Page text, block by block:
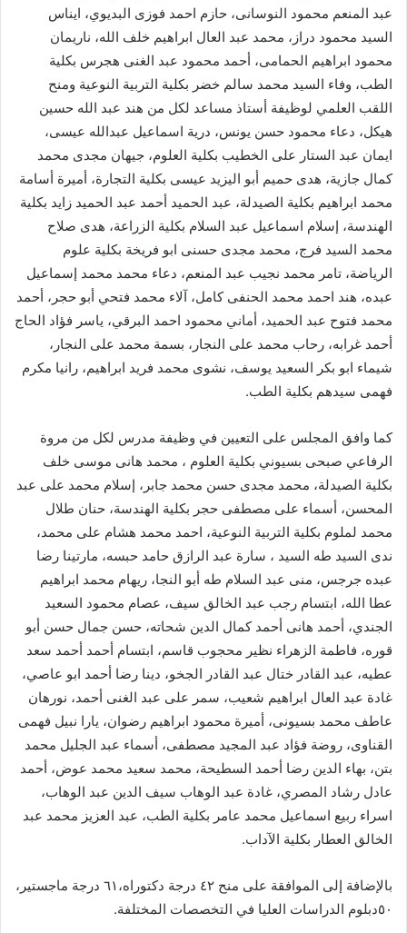
عبد المنعم محمود النوسانى، حازم احمد فوزى البديوي، ايناس
السيد محمود دراز، محمد عبد العال ابراهيم خلف الله، ناريمان
محمود ابراهيم الحمامى، أحمد محمود عبد الغنى هجرس بكلية
الطب، وفاء السيد محمد سالم خضر بكلية التربية النوعية ومنح
اللقب العلمي لوظيفة أستاذ مساعد لكل من هند عبد الله حسين
هيكل، دعاء محمود حسن يونس، درية اسماعيل عبدالله عيسى،
ايمان عبد الستار على الخطيب بكلية العلوم، جيهان مجدى محمد
كمال جازية، هدى حميم أبو اليزيد عيسى بكلية التجارة، أميرة أسامة
محمد ابراهيم بكلية الصيدلة، عبد الحميد أحمد عبد الحميد زايد بكلية
الهندسة، إسلام اسماعيل عبد السلام بكلية الزراعة، هدى صلاح
محمد السيد فرج، محمد مجدى حسنى ابو فريخة بكلية علوم
الرياضة، تامر محمد نجيب عبد المنعم، دعاء محمد محمد إسماعيل
عبده، هند احمد محمد الحنفى كامل، آلاء محمد فتحي أبو حجر، أحمد
محمد فتوح عبد الحميد، أماني محمود احمد البرقي، ياسر فؤاد الحاج
أحمد غرابه، رحاب محمد على النجار، بسمة محمد على النجار،
شيماء ابو بكر السعيد يوسف، نشوى محمد فريد ابراهيم، رانيا مكرم
فهمى سيدهم بكلية الطب.
كما وافق المجلس على التعيين في وظيفة مدرس لكل من مروة
الرفاعي صبحى بسيوني بكلية العلوم ، محمد هانى موسى خلف
بكلية الصيدلة، محمد مجدى حسن محمد جابر، إسلام محمد على عبد
المحسن، أسماء على مصطفى حجر بكلية الهندسة، حنان طلال
محمد لملوم بكلية التربية النوعية، احمد محمد هشام على محمد،
ندى السيد طه السيد ، سارة عبد الرازق حامد حبسه، مارتينا رضا
عبده جرجس، منى عبد السلام طه أبو النجا، ريهام محمد ابراهيم
عطا الله، ابتسام رجب عبد الخالق سيف، عصام محمود السعيد
الجندي، أحمد هانى أحمد كمال الدين شحاته، حسن جمال حسن أبو
قوره، فاطمة الزهراء نظير محجوب قاسم، ابتسام أحمد أحمد سعد
عطيه، عبد القادر ختال عبد القادر الجخو، دينا رضا أحمد ابو عاصي،
غادة عبد العال ابراهيم شعيب، سمر على عبد الغنى أحمد، نورهان
عاطف محمد بسيونى، أميرة محمود ابراهيم رضوان، يارا نبيل فهمى
القناوى، روضة فؤاد عبد المجيد مصطفى، أسماء عبد الجليل محمد
بتن، بهاء الدين رضا أحمد السطيحة، محمد سعيد محمد عوض، أحمد
عادل رشاد المصري، غادة عبد الوهاب سيف الدين عبد الوهاب،
اسراء ربيع اسماعيل محمد عامر بكلية الطب، عبد العزيز محمد عبد
الخالق العطار بكلية الآداب.
بالإضافة إلى الموافقة على منح ٤٢ درجة دكتوراه،٦١ درجة ماجستير،
٥٠دبلوم الدراسات العليا في التخصصات المختلفة.